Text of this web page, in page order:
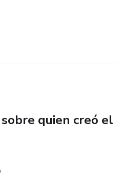
ni maquinaria costosa.
y te guiaremos desde cero
útiles para el hogar, el
revestido y cómo
para tu presupuesto y
quien creó el